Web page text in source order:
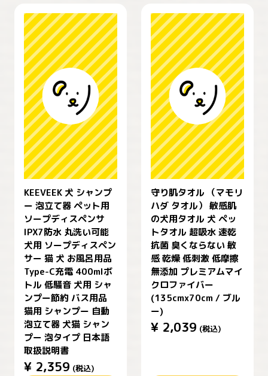
KEEVEEK 犬 シャンプ
ー 泡立て器 ペット用
ソープディスペンサ
IPX7防水 丸洗い可能
犬用 ソープディスペン
サー 猫 犬 お風呂用品
Type-C充電 400mlボ
トル 低騒音 犬用 シャ
ンプー節約 バス用品
猫用 シャンプー 自動
泡立て器 犬猫 シャン
プー 泡タイプ 日本語
取扱説明書
¥ 2,359 (税込)
守り肌タオル （マモリ
ハダ タオル） 敏感肌
の犬用タオル 犬 ペッ
トタオル 超吸水 速乾
抗菌 臭くならない 敏
感 乾燥 低刺激 低摩擦
無添加 プレミアムマイ
クロファイバー
(135cmx70cm / ブル
ー)
¥ 2,039 (税込)